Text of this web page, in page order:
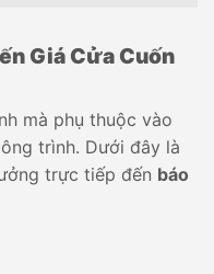
Giá Cửa Cuốn
mà phụ thuộc vào
trình. Dưới đây là
trực tiếp đến báo